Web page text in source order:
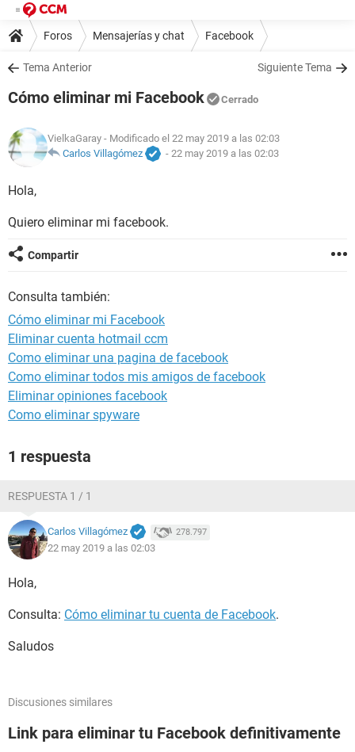
Foros Mensajerías y chat Facebook
Tema Anterior Siguiente Tema
Cómo eliminar mi Facebook Cerrado
VielkaGaray - Modificado el 22 may 2019 a las 02:03
Carlos Villagómez
- 22 may 2019 a las 02:03
Hola,
Quiero eliminar mi facebook.
Compartir
Consulta también:
Cómo eliminar mi Facebook
Eliminar cuenta hotmail ccm
Como eliminar una pagina de facebook
Como eliminar todos mis amigos de facebook
Eliminar opiniones facebook
Como eliminar spyware
1 respuesta
RESPUESTA 1 / 1
Carlos Villagómez 278.797
22 may 2019 a las 02:03
Hola,
Consulta: Cómo eliminar tu cuenta de Facebook.
Saludos
Discusiones similares
Link para eliminar tu Facebook definitivamente